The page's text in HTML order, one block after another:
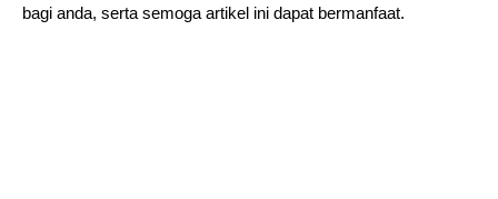
bagi anda, serta semoga artikel ini dapat bermanfaat.